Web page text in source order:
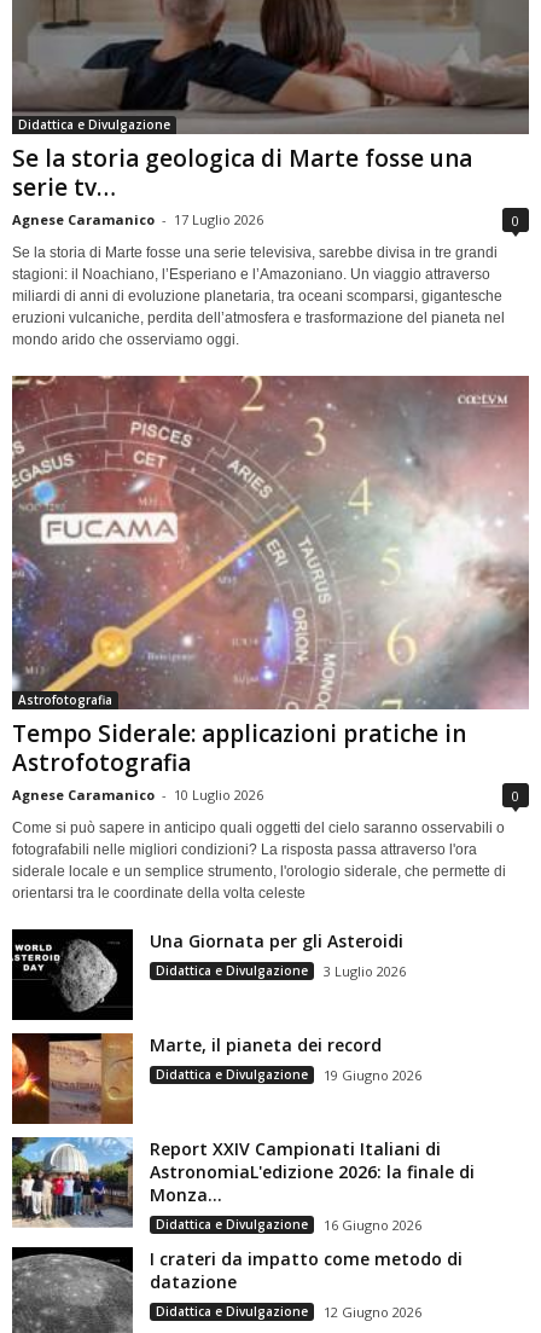
Didattica e Divulgazione
Se la storia geologica di Marte fosse una
serie tv…
Agnese Caramanico - 17 Luglio 2026 0
Se la storia di Marte fosse una serie televisiva, sarebbe divisa in tre grandi
stagioni: il Noachiano, l’Esperiano e l’Amazoniano. Un viaggio attraverso
miliardi di anni di evoluzione planetaria, tra oceani scomparsi, gigantesche
eruzioni vulcaniche, perdita dell’atmosfera e trasformazione del pianeta nel
mondo arido che osserviamo oggi.
Astrofotografia
Tempo Siderale: applicazioni pratiche in
Astrofotografia
Agnese Caramanico - 10 Luglio 2026 0
Come si può sapere in anticipo quali oggetti del cielo saranno osservabili o
fotografabili nelle migliori condizioni? La risposta passa attraverso l'ora
siderale locale e un semplice strumento, l'orologio siderale, che permette di
orientarsi tra le coordinate della volta celeste
Una Giornata per gli Asteroidi
Didattica e Divulgazione 3 Luglio 2026
Marte, il pianeta dei record
Didattica e Divulgazione 19 Giugno 2026
Report XXIV Campionati Italiani di
AstronomiaL'edizione 2026: la finale di
Monza...
Didattica e Divulgazione 16 Giugno 2026
I crateri da impatto come metodo di
datazione
Didattica e Divulgazione 12 Giugno 2026